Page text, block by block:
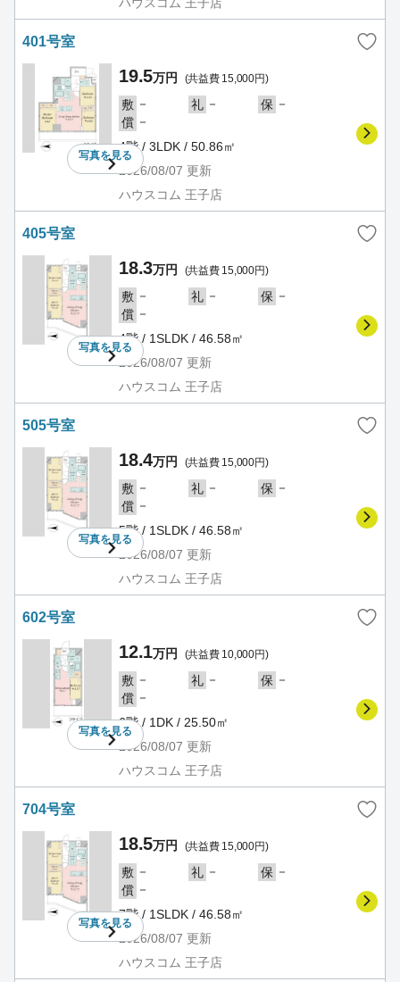
ハウスコム 王子店
401号室
写真を見る
19.5万円 (共益費 15,000円)
敷 － 礼 － 保 －
償 －
4階 / 3LDK / 50.86㎡
2026/08/07 更新
ハウスコム 王子店
405号室
写真を見る
18.3万円 (共益費 15,000円)
敷 － 礼 － 保 －
償 －
4階 / 1SLDK / 46.58㎡
2026/08/07 更新
ハウスコム 王子店
505号室
写真を見る
18.4万円 (共益費 15,000円)
敷 － 礼 － 保 －
償 －
5階 / 1SLDK / 46.58㎡
2026/08/07 更新
ハウスコム 王子店
602号室
写真を見る
12.1万円 (共益費 10,000円)
敷 － 礼 － 保 －
償 －
6階 / 1DK / 25.50㎡
2026/08/07 更新
ハウスコム 王子店
704号室
写真を見る
18.5万円 (共益費 15,000円)
敷 － 礼 － 保 －
償 －
7階 / 1SLDK / 46.58㎡
2026/08/07 更新
ハウスコム 王子店